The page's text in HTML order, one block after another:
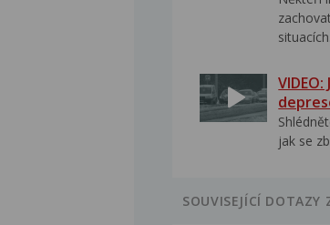
jak se
SOUVISEJÍCÍ DOTAZY